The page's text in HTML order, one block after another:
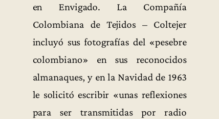
en Envigado. La Compañía
Colombiana de Tejidos – Coltejer
incluyó sus fotografías del «pesebre
colombiano» en sus reconocidos
almanaques, y en la Navidad de 1963
le solicitó escribir «unas reflexiones
para ser transmitidas por radio